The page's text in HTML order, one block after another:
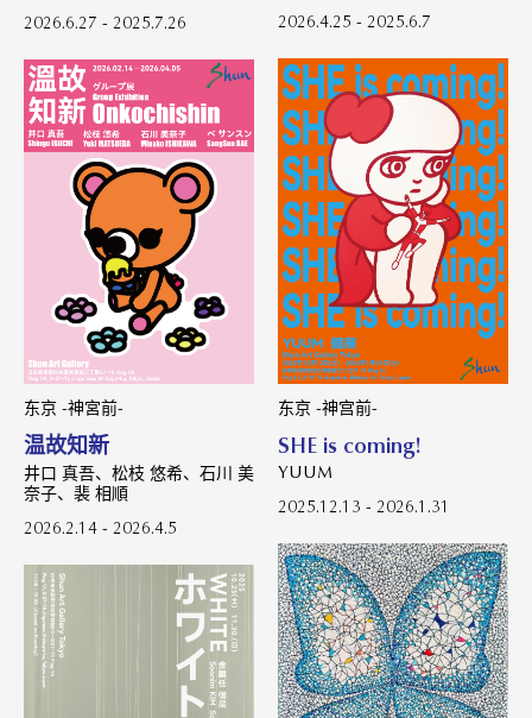
2026.6.27 - 2025.7.26
2026.4.25 - 2025.6.7
东京 -神宮前-
温故知新
井口 真吾、松枝 悠希、石川 美
奈子、裴 相順
2026.2.14 - 2026.4.5
东京 -神宫前-
SHE is coming!
YUUM
2025.12.13 - 2026.1.31